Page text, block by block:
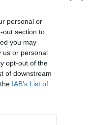
personal or
out section to
you may
us or personal
opt-out of the
of downstream
IAB’s List of